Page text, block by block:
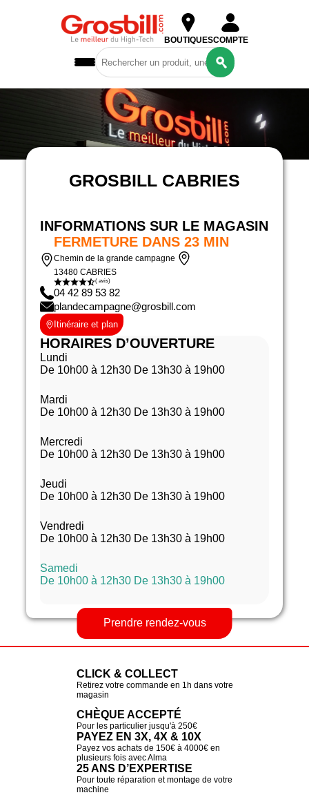
BOUTIQUESCOMPTE
PC GROSBILL & CONFIG SUR MESURE
Ordinateurs
& Tablettes
Périphériques
Reconditionné
GROSBILL CABRIES
INFORMATIONS SUR LE MAGASIN
FERMETURE DANS 23 MIN
Chemin de la grande campagne
13480 CABRIES
( avis)
04 42 89 53 82
plandecampagne@grosbill.com
Itinéraire et plan
HORAIRES D’OUVERTURE
Lundi
De 10h00 à 12h30 De 13h30 à 19h00
Mardi
De 10h00 à 12h30 De 13h30 à 19h00
Mercredi
De 10h00 à 12h30 De 13h30 à 19h00
Jeudi
De 10h00 à 12h30 De 13h30 à 19h00
Vendredi
De 10h00 à 12h30 De 13h30 à 19h00
Samedi
De 10h00 à 12h30 De 13h30 à 19h00
Prendre rendez-vous
CLICK & COLLECT
Retirez votre commande en 1h dans votre
magasin
CHÈQUE ACCEPTÉ
Pour les particulier jusqu'à 250€
PAYEZ EN 3X, 4X & 10X
Payez vos achats de 150€ à 4000€ en
plusieurs fois avec Alma
25 ANS D’EXPERTISE
Pour toute réparation et montage de votre
machine